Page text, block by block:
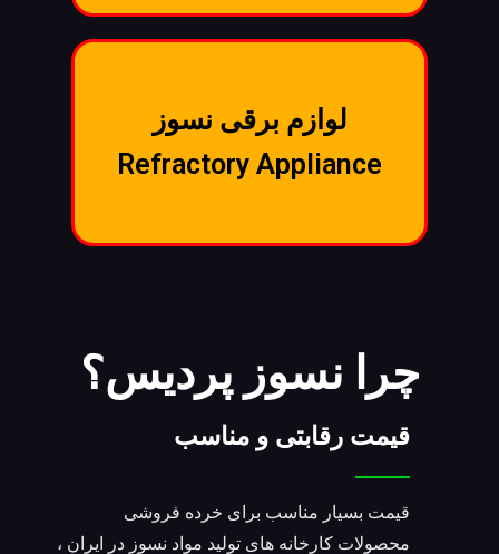
لوازم برقی نسوز
Refractory Appliance
چرا نسوز پردیس؟
قیمت رقابتی و مناسب
قیمت بسیار مناسب برای خرده فروشی
محصولات کارخانه های تولید مواد نسوز در ایران ،